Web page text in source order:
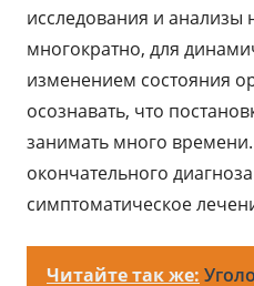
исследования и
многократно, для
изменением состояния
осознавать, что
занимать много
окончательного
симптоматическое
Читайте так же: